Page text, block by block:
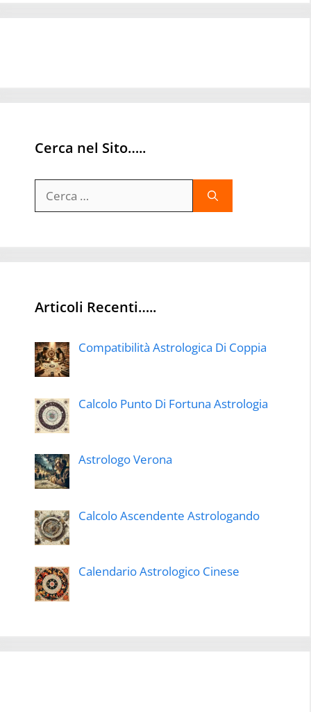
Cerca nel Sito…..
per:
Articoli Recenti…..
Compatibilità Astrologica Di Coppia
Calcolo Punto Di Fortuna Astrologia
Astrologo Verona
Calcolo Ascendente Astrologando
Calendario Astrologico Cinese